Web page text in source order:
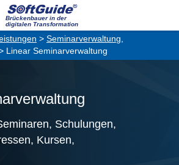
Brückenbauer in der
digitalen Transformation
> Seminarverwaltung,
Linear Seminarverwaltung
Schulungen,
Kursen,